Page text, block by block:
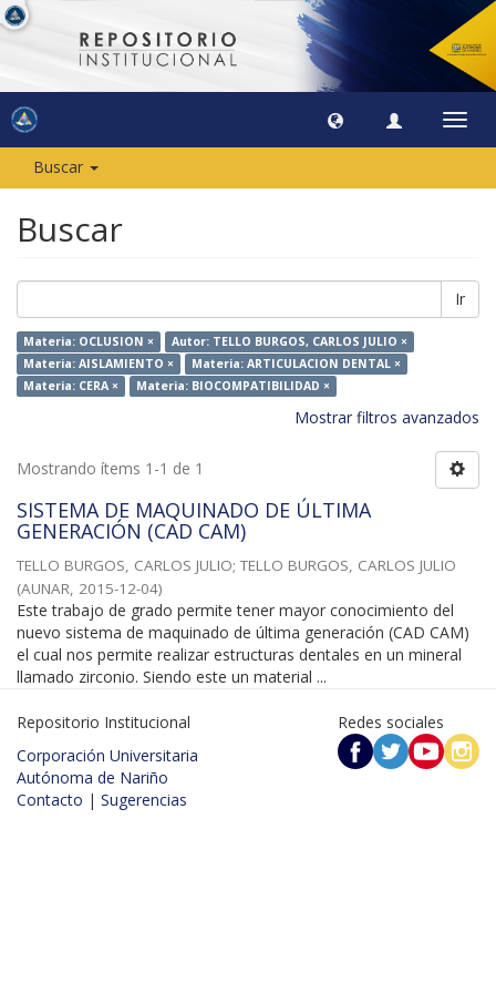
Buscar
Buscar
Ir
Materia: OCLUSION ×
Autor: TELLO BURGOS, CARLOS JULIO ×
Materia: AISLAMIENTO ×
Materia: ARTICULACION DENTAL ×
Materia: CERA ×
Materia: BIOCOMPATIBILIDAD ×
Mostrar filtros avanzados
Mostrando ítems 1-1 de 1
SISTEMA DE MAQUINADO DE ÚLTIMA
GENERACIÓN (CAD CAM)
TELLO BURGOS, CARLOS JULIO; TELLO BURGOS, CARLOS JULIO
(AUNAR, 2015-12-04)
Este trabajo de grado permite tener mayor conocimiento del
nuevo sistema de maquinado de última generación (CAD CAM)
el cual nos permite realizar estructuras dentales en un mineral
llamado zirconio. Siendo este un material ...
Repositorio Institucional
Corporación Universitaria
Autónoma de Nariño
Contacto | Sugerencias
Redes sociales